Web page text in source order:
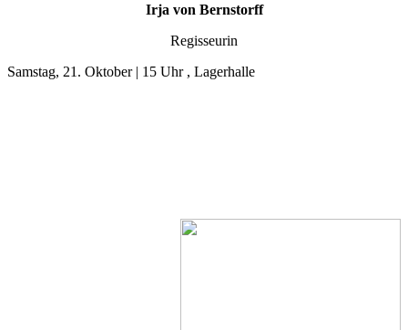
Irja von Bernstorff
Regisseurin
Samstag, 21. Oktober | 15 Uhr , Lagerhalle